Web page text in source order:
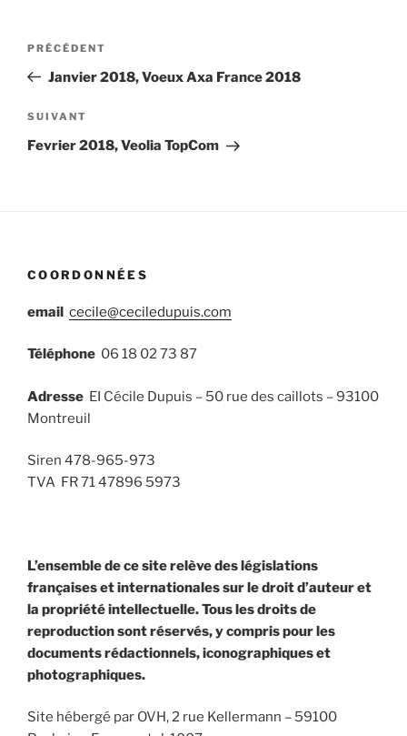
Navigation
l’article
Article
précédent
PRÉCÉDENT
Janvier 2018, Voeux Axa France 2018
Article
suivant
SUIVANT
Fevrier 2018, Veolia TopCom
COORDONNÉES
email cecile@ceciledupuis.com
Téléphone 06 18 02 73 87
Adresse EI Cécile Dupuis – 50 rue des caillots – 93100
Montreuil
Siren 478-965-973
TVA FR 71 47896 5973
L’ensemble de ce site relève des législations
françaises et internationales sur le droit d’auteur et
la propriété intellectuelle. Tous les droits de
reproduction sont réservés, y compris pour les
documents rédactionnels, iconographiques et
photographiques.
Site hébergé par OVH, 2 rue Kellermann – 59100